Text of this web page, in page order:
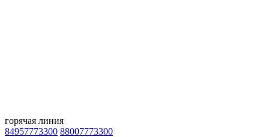
горячая линия
84957773300 88007773300